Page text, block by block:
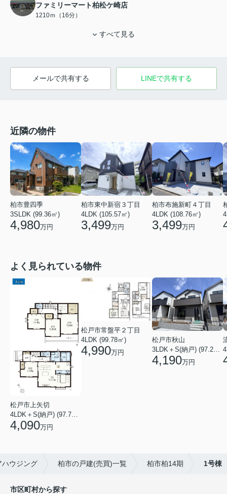
ファミリーマート柏松ケ崎店
1210ｍ（16分）
すべて見る
メールで共有する LINEで共有する
近隣の物件
柏市豊四季
3SLDK (99.36㎡)
4,980万円
柏市東中新宿３丁目
4LDK (105.57㎡)
3,499万円
柏市布施新町４丁目
4LDK (108.76㎡)
3,499万円
よく見られている物件
松戸市上矢切
4,090万円
松戸市常盤平２丁目
4LDK (99.78㎡)
4,990万円
松戸市秋山
3LDK＋S(納戸) (97.29㎡)
4,190万円
ハウジング 柏市の戸建(売買)一覧 柏市柏14期 1号棟
市区町村から探す